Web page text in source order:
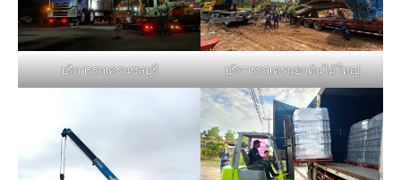
บริการรถเครนชลบุรี บริการรถเครนยกต้นไม้ใหญ่